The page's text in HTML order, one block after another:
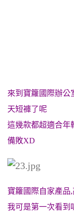
來到寶籮國際辦公
天短褲了呢
這幾款都超適合年
備敗XD
寶籮國際自家產品
我可是第一次看到